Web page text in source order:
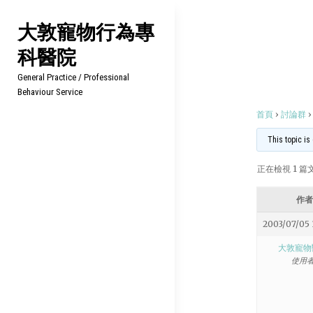
content
大敦寵物行為專
科醫院
General Practice / Professional
Behaviour Service
首頁 › 討論群 ›
This topic is
正在檢視 1 篇
作者
2003/07/05
大敦寵
使用